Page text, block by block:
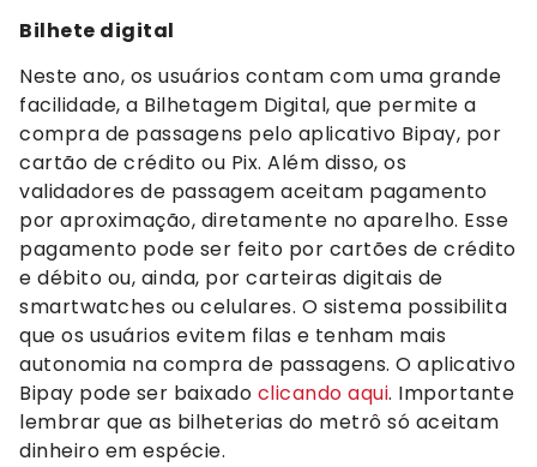
Bilhete digital
Neste ano, os usuários contam com uma grande
facilidade, a Bilhetagem Digital, que permite a
compra de passagens pelo aplicativo Bipay, por
cartão de crédito ou Pix. Além disso, os
validadores de passagem aceitam pagamento
por aproximação, diretamente no aparelho. Esse
pagamento pode ser feito por cartões de crédito
e débito ou, ainda, por carteiras digitais de
smartwatches ou celulares. O sistema possibilita
que os usuários evitem filas e tenham mais
autonomia na compra de passagens. O aplicativo
Bipay pode ser baixado clicando aqui. Importante
lembrar que as bilheterias do metrô só aceitam
dinheiro em espécie.